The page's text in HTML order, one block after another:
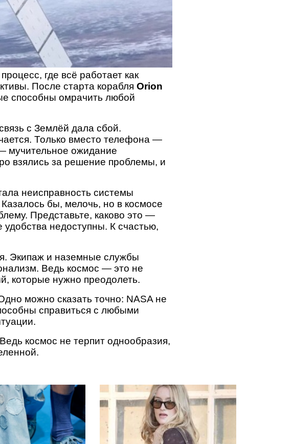
где всё работает как
После старта корабляOrion
способны омрачить любой
с Землёй дала сбой.
Только вместо телефона —
мучительное ожидание
взялись за решение проблемы, и
неисправность системы
бы, мелочь, но в космосе
Представьте, каково это —
удобства недоступны. К счастью,
Экипаж и наземные службы
Ведь космос — это не
которые нужно преодолеть.
можно сказать точно: NASA не
справиться с любыми
космос не терпит однообразия,